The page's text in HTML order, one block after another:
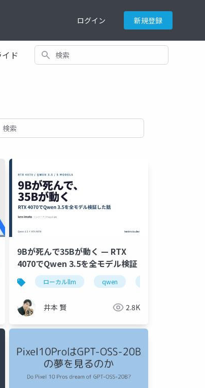
ログイン 新規登録
ド 検索
カルllm コスト削減 セキュリティ
9Bが死んで35Bが動く — RTX
4070でQwen 3.5を全モデル検証
ローカルllm qwen
井本 賢 2.8K